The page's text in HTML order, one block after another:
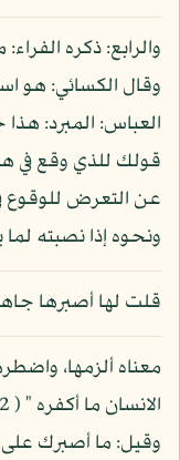
والرابع: ذكره
وقال الكسائي: هو
العباس: المبرد:
قولك للذي وقع في
عن التعرض للوقوع
ونحوه إذا نصبته
قلت لها أصبرها
معناه ألزمها،
وقيل: ما أصبرك على